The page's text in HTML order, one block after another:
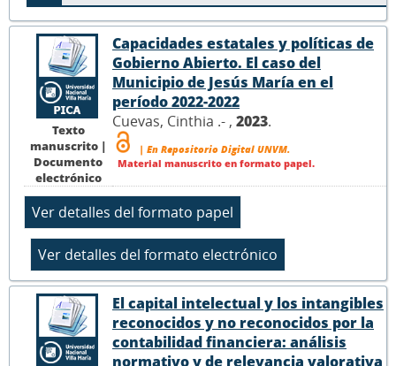
Texto
manuscrito |
Documento
electrónico
Capacidades estatales y políticas de
Gobierno Abierto. El caso del
Municipio de Jesús María en el
período 2022-2022
Cuevas, Cinthia .- , 2023.
| En Repositorio Digital UNVM.
Material manuscrito en formato papel.
El capital intelectual y los intangibles
reconocidos y no reconocidos por la
contabilidad financiera: análisis
normativo y de relevancia valorativa